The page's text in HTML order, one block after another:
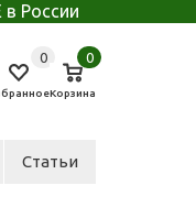
России
0
Корзина
0
Статьи